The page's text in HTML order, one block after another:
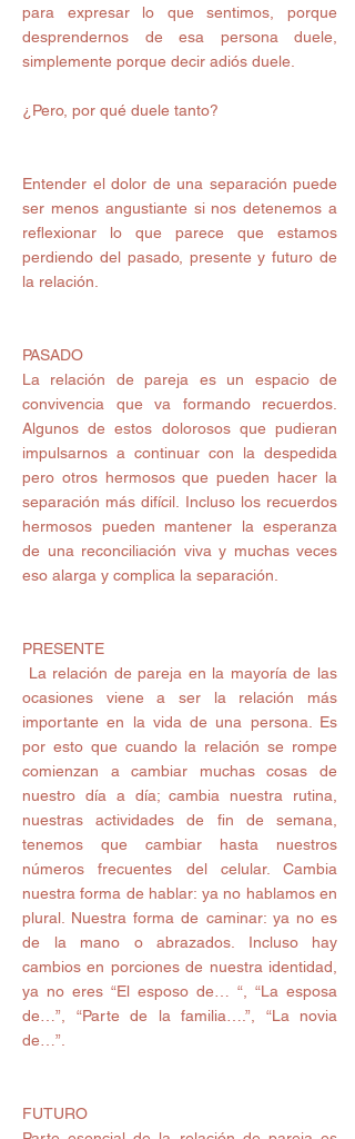
para expresar lo que sentimos, porque
desprendernos de esa persona duele,
simplemente porque decir adiós duele.
¿Pero, por qué duele tanto?
Entender el dolor de una separación puede
ser menos angustiante si nos detenemos a
reflexionar lo que parece que estamos
perdiendo del pasado, presente y futuro de
la relación.
PASADO
La relación de pareja es un espacio de
convivencia que va formando recuerdos.
Algunos de estos dolorosos que pudieran
impulsarnos a continuar con la despedida
pero otros hermosos que pueden hacer la
separación más difícil. Incluso los recuerdos
hermosos pueden mantener la esperanza
de una reconciliación viva y muchas veces
eso alarga y complica la separación.
PRESENTE
ocasiones viene a ser la relación más
importante en la vida de una persona. Es
por esto que cuando la relación se rompe
comienzan a cambiar muchas cosas de
nuestro día a día; cambia nuestra rutina,
nuestras actividades de fin de semana,
tenemos que cambiar hasta nuestros
números frecuentes del celular. Cambia
nuestra forma de hablar: ya no hablamos en
plural. Nuestra forma de caminar: ya no es
de la mano o abrazados. Incluso hay
cambios en porciones de nuestra identidad,
ya no eres “El esposo de… “, “La esposa
de…”, “Parte de la familia….”, “La novia
de…”.
FUTURO